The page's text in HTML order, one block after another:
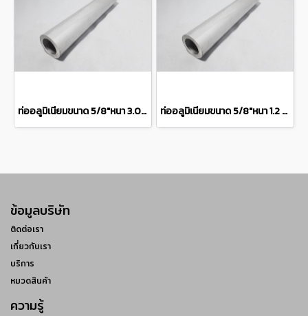
ท่ออลูมิเนียมขนาด 5/8"หนา 3.0มิลเกรด 6063 Aluminum pipe แบ่งขายความยาว 10 เซนติเมตร ท่ออลูมิเนียมขนาด 5/8"หนา 1.2 มิลเกรด 6063 Aluminum pipe แบ่งขายความยาว 10 เซนติเมตร
ข้อมูลบริษัท
ติดต่อเรา
เกี่ยวกับเรา
บริการ
หมวดสินค้า
ความรู้